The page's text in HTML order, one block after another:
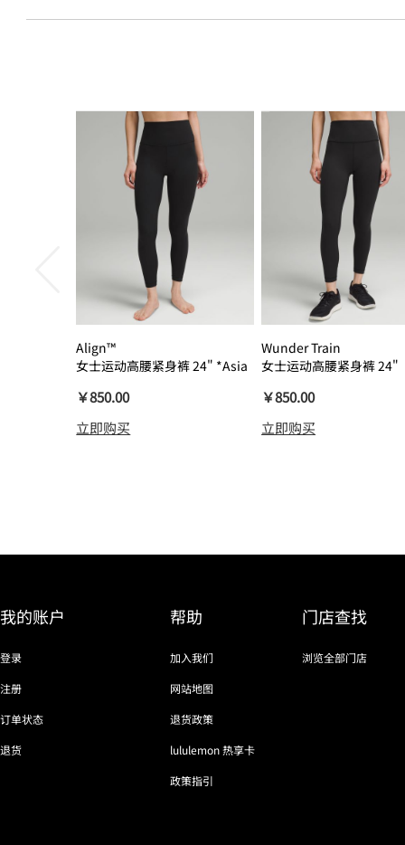
Align™
女士运动高腰紧身裤 24" *Asia
￥850.00
立即购买
Wunder Train
女士运动高腰紧身裤 24"
￥850.00
立即购买
我的账户
登录
注册
订单状态
退货
帮助
加入我们
网站地图
退货政策
lululemon 热享卡
政策指引
门店查找
浏览全部门店